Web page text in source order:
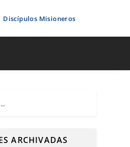
Discípulos Misioneros
ARCHIVADAS